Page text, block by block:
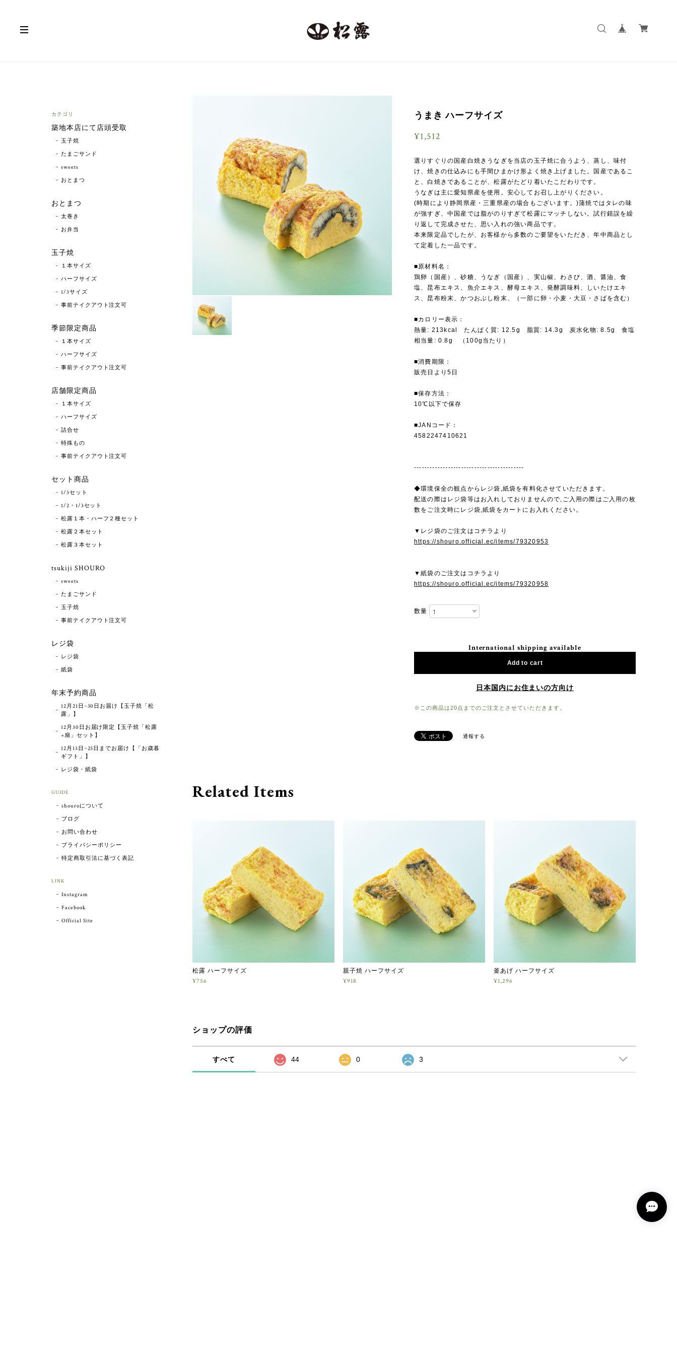
うまき ハーフサイズ
¥1,512
選りすぐりの国産白焼きうなぎを当店の玉子焼に合うよう、蒸し、味付
け、焼きの仕込みにも手間ひまかけ形よく焼き上げました。国産であるこ
と、白焼きであることが、松露がたどり着いたこだわりです。
うなぎは主に愛知県産を使用。安心してお召し上がりください。
(時期により静岡県産・三重県産の場合もございます。)蒲焼ではタレの味
が強すぎ、中国産では脂がのりすぎて松露にマッチしない。試行錯誤を繰
り返して完成させた、思い入れの強い商品です。
本来限定品でしたが、お客様から多数のご要望をいただき、年中商品とし
て定着した一品です。
■原材料名：
鶏卵（国産）、砂糖、うなぎ（国産）、実山椒、わさび、酒、醤油、食
塩、昆布エキス、魚介エキス、酵母エキス、発酵調味料、しいたけエキ
ス、昆布粉末、かつおぶし粉末、（一部に卵・小麦・大豆・さばを含む）
■カロリー表示：
熱量: 213kcal たんぱく質: 12.5g 脂質: 14.3g 炭水化物: 8.5g 食塩
相当量: 0.8g （100g当たり）
■消費期限：
販売日より5日
■保存方法：
10℃以下で保存
■JANコード：
4582247410621
------------------------------------------
◆環境保全の観点からレジ袋,紙袋を有料化させていただきます。
配送の際はレジ袋等はお入れしておりませんので,ご入用の際はご入用の枚
数をご注文時にレジ袋,紙袋をカートにお入れください。
▼レジ袋のご注文はコチラより
https://shouro.official.ec/items/79320953
▼紙袋のご注文はコチラより
https://shouro.official.ec/items/79320958
数量
International shipping available
Add to cart
日本国内にお住まいの方向け
※この商品は20点までのご注文とさせていただきます。
通報する
Related Items
松露 ハーフサイズ
¥756
親子焼 ハーフサイズ
¥918
釜あげ ハーフサイズ
¥1,296
ショップの評価
すべて 44 0 3
カテゴリ
築地本店にて店頭受取
玉子焼
たまごサンド
sweets
おとまつ
おとまつ
太巻き
お弁当
玉子焼
１本サイズ
ハーフサイズ
1/3サイズ
事前テイクアウト注文可
季節限定商品
１本サイズ
ハーフサイズ
事前テイクアウト注文可
店舗限定商品
１本サイズ
ハーフサイズ
詰合せ
特殊もの
事前テイクアウト注文可
セット商品
1/3セット
1/2・1/3セット
松露１本・ハーフ２種セット
松露２本セット
松露３本セット
tsukiji SHOURO
sweets
たまごサンド
玉子焼
事前テイクアウト注文可
レジ袋
レジ袋
紙袋
年末予約商品
12月21日~30日お届け【玉子焼「松
露」】
12月30日お届け限定【玉子焼「松露
+扇」セット】
12月13日~25日までお届け【「お歳暮
ギフト」】
レジ袋・紙袋
GUIDE
shouroについて
ブログ
お問い合わせ
プライバシーポリシー
特定商取引法に基づく表記
LINK
Instagram
Facebook
Official Site